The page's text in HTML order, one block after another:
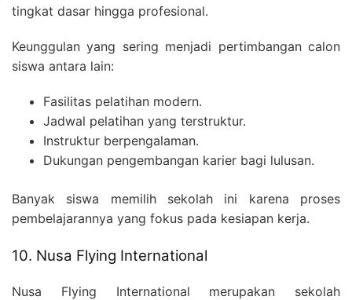
tingkat dasar hingga profesional.
Keunggulan yang sering menjadi pertimbangan calon
siswa antara lain:
Fasilitas pelatihan modern.
Jadwal pelatihan yang terstruktur.
Instruktur berpengalaman.
Dukungan pengembangan karier bagi lulusan.
Banyak siswa memilih sekolah ini karena proses
pembelajarannya yang fokus pada kesiapan kerja.
10. Nusa Flying International
Nusa Flying International merupakan sekolah